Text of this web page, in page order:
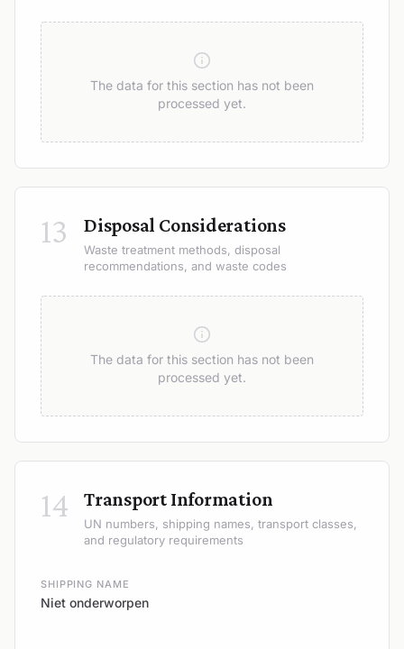
The data for this section has not been
processed yet.
13 Disposal Considerations
Waste treatment methods, disposal
recommendations, and waste codes
The data for this section has not been
processed yet.
14 Transport Information
UN numbers, shipping names, transport classes,
and regulatory requirements
SHIPPING NAME
Niet onderworpen